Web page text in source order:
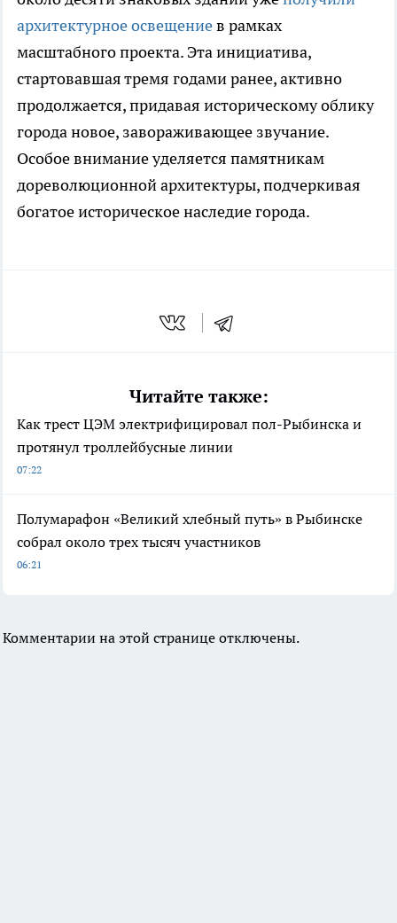
архитектурное освещениев рамках
масштабного проекта. Эта инициатива,
стартовавшая тремя годами ранее, активно
продолжается, придавая историческому облику
города новое, завораживающее звучание.
Особое внимание уделяется памятникам
дореволюционной архитектуры, подчеркивая
богатое историческое наследие города.
Читайте также:
Как трест ЦЭМ электрифицировал пол-Рыбинска и
протянул троллейбусные линии
07:22
Полумарафон «Великий хлебный путь» в Рыбинске
собрал около трех тысяч участников
06:21
Комментарии на этой странице отключены.